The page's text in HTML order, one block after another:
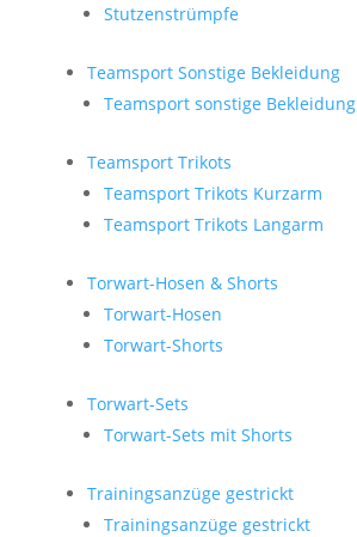
Stutzenstrümpfe
Teamsport Sonstige Bekleidung
Teamsport sonstige Bekleidung
Teamsport Trikots
Teamsport Trikots Kurzarm
Teamsport Trikots Langarm
Torwart-Hosen & Shorts
Torwart-Hosen
Torwart-Shorts
Torwart-Sets
Torwart-Sets mit Shorts
Trainingsanzüge gestrickt
Trainingsanzüge gestrickt